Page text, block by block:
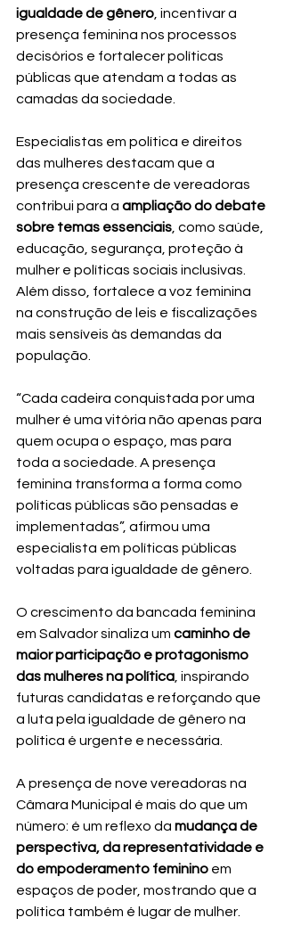
igualdade de gênero , incentivar a
presença feminina nos processos
decisórios e fortalecer políticas
públicas que atendam a todas as
camadas da sociedade.
Especialistas em política e direitos
das mulheres destacam que a
presença crescente de vereadoras
contribui para a ampliação do debate
sobre temas essenciais , como saúde,
educação, segurança, proteção à
mulher e políticas sociais inclusivas.
Além disso, fortalece a voz feminina
na construção de leis e fiscalizações
mais sensíveis às demandas da
população.
“Cada cadeira conquistada por uma
mulher é uma vitória não apenas para
quem ocupa o espaço, mas para
toda a sociedade. A presença
feminina transforma a forma como
políticas públicas são pensadas e
implementadas”, afirmou uma
especialista em políticas públicas
voltadas para igualdade de gênero.
O crescimento da bancada feminina
em Salvador sinaliza um caminho de
maior participação e protagonismo
das mulheres na política , inspirando
futuras candidatas e reforçando que
a luta pela igualdade de gênero na
política é urgente e necessária.
A presença de nove vereadoras na
Câmara Municipal é mais do que um
número: é um reflexo da mudança de
perspectiva, da representatividade e
do empoderamento feminino em
espaços de poder, mostrando que a
política também é lugar de mulher.